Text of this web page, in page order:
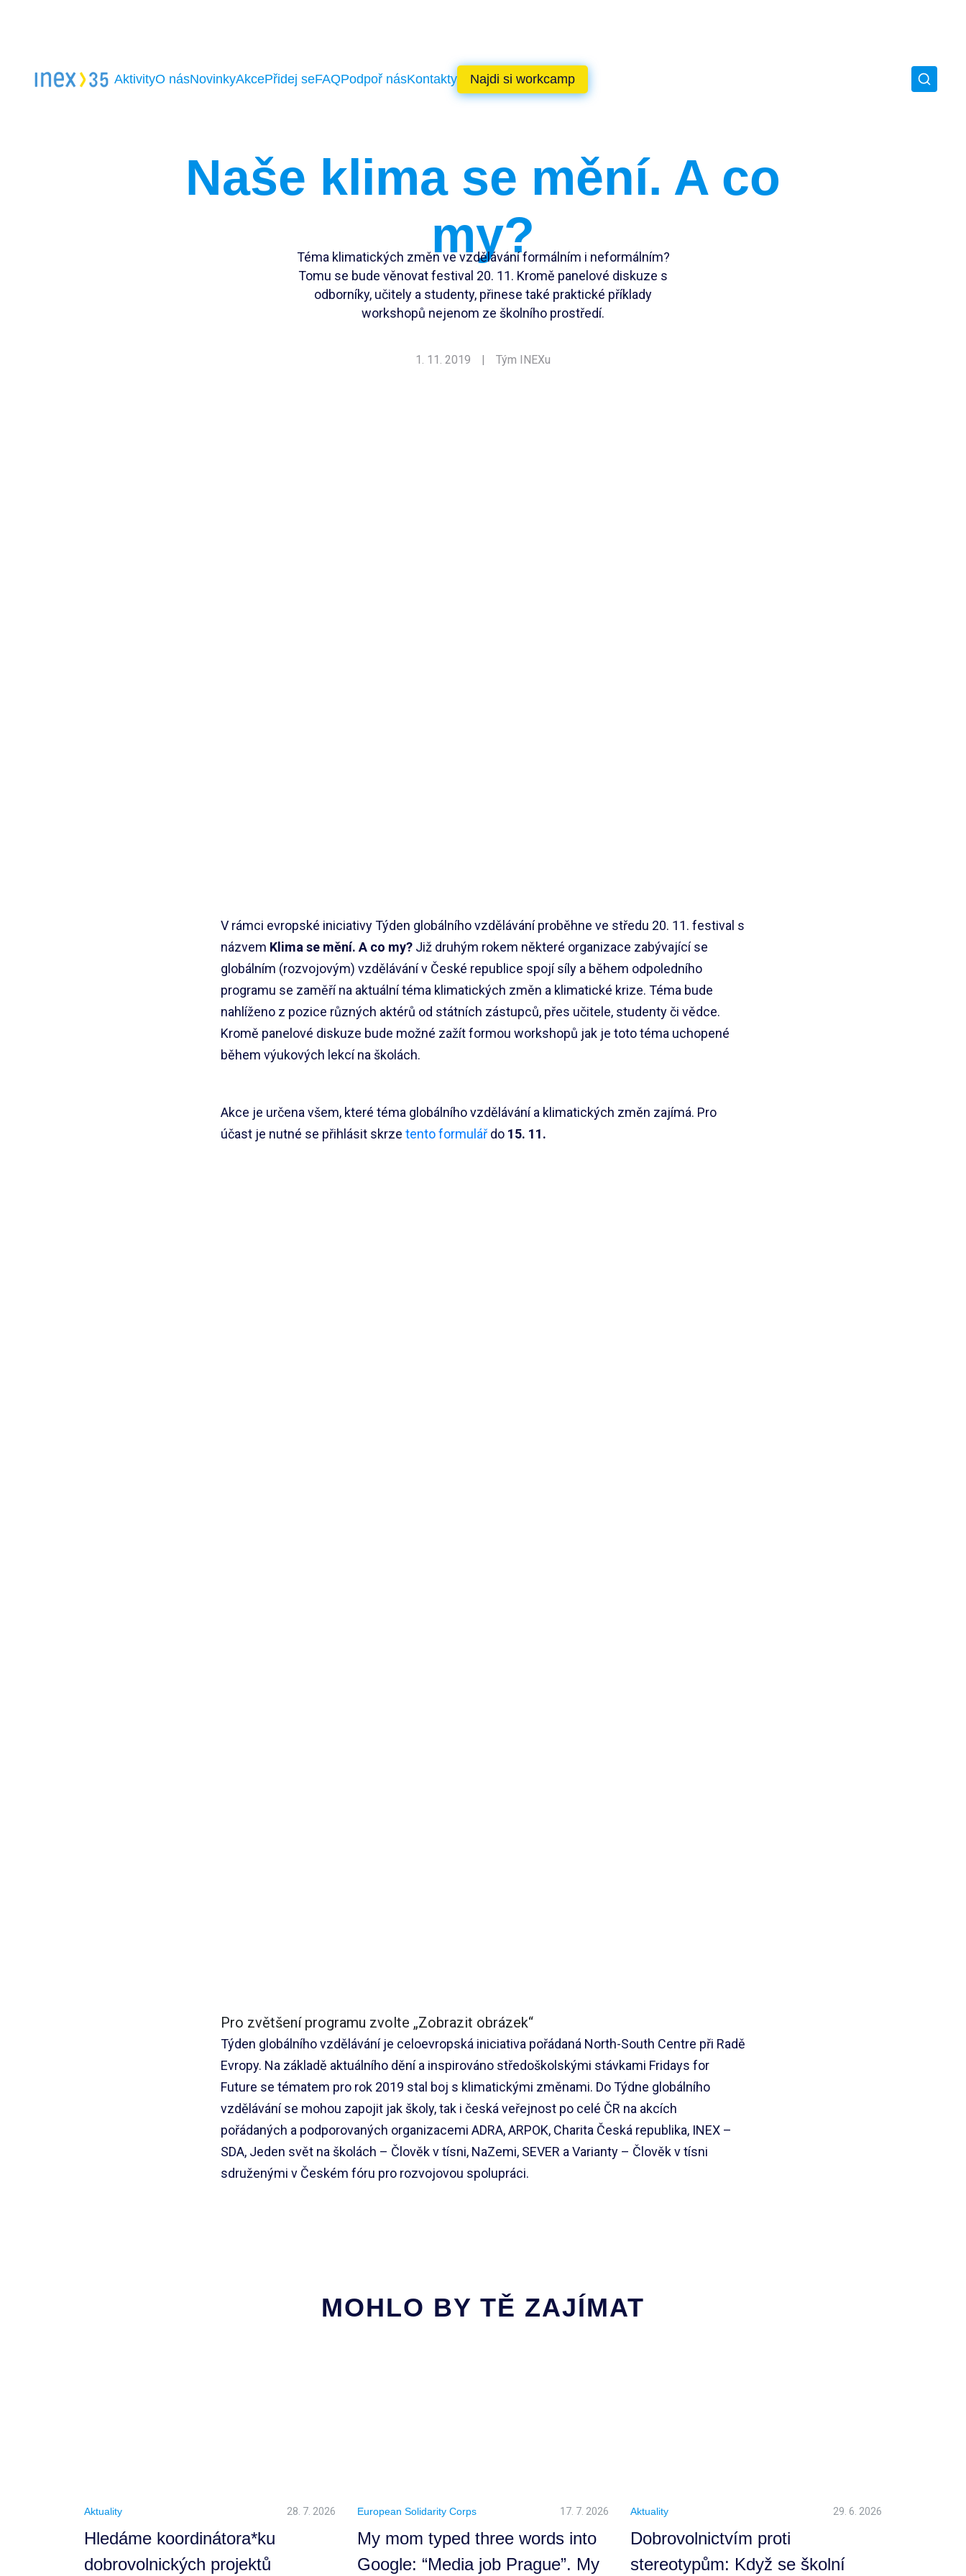
AktivityO násNovinkyAkcePřidej seFAQPodpoř násKontakty Najdi si workcamp
Naše klima se mění. A co
my?
Téma klimatických změn ve vzdělávání formálním i neformálním?
Tomu se bude věnovat festival 20. 11. Kromě panelové diskuze s
odborníky, učitely a studenty, přinese také praktické příklady
workshopů nejenom ze školního prostředí.
1. 11. 2019 | Tým INEXu
V rámci evropské iniciativy Týden globálního vzdělávání proběhne ve středu 20. 11. festival s
názvem Klima se mění. A co my? Již druhým rokem některé organizace zabývající se
globálním (rozvojovým) vzdělávání v České republice spojí síly a během odpoledního
programu se zaměří na aktuální téma klimatických změn a klimatické krize. Téma bude
nahlíženo z pozice různých aktérů od státních zástupců, přes učitele, studenty či vědce.
Kromě panelové diskuze bude možné zažít formou workshopů jak je toto téma uchopené
během výukových lekcí na školách.
Akce je určena všem, které téma globálního vzdělávání a klimatických změn zajímá. Pro
účast je nutné se přihlásit skrze tento formulář do 15. 11.
Pro zvětšení programu zvolte „Zobrazit obrázek“
Týden globálního vzdělávání je celoevropská iniciativa pořádaná North-South Centre při Radě
Evropy. Na základě aktuálního dění a inspirováno středoškolskými stávkami Fridays for
Future se tématem pro rok 2019 stal boj s klimatickými změnami. Do Týdne globálního
vzdělávání se mohou zapojit jak školy, tak i česká veřejnost po celé ČR na akcích
pořádaných a podporovaných organizacemi ADRA, ARPOK, Charita Česká republika, INEX –
SDA, Jeden svět na školách – Člověk v tísni, NaZemi, SEVER a Varianty – Člověk v tísni
sdruženými v Českém fóru pro rozvojovou spolupráci.
MOHLO BY TĚ ZAJÍMAT
Aktuality 28. 7. 2026
Hledáme koordinátora*ku
dobrovolnických projektů
European Solidarity Corps 17. 7. 2026
My mom typed three words into
Google: “Media job Prague”. My
Aktuality 29. 6. 2026
Dobrovolnictvím proti
stereotypům: Když se školní